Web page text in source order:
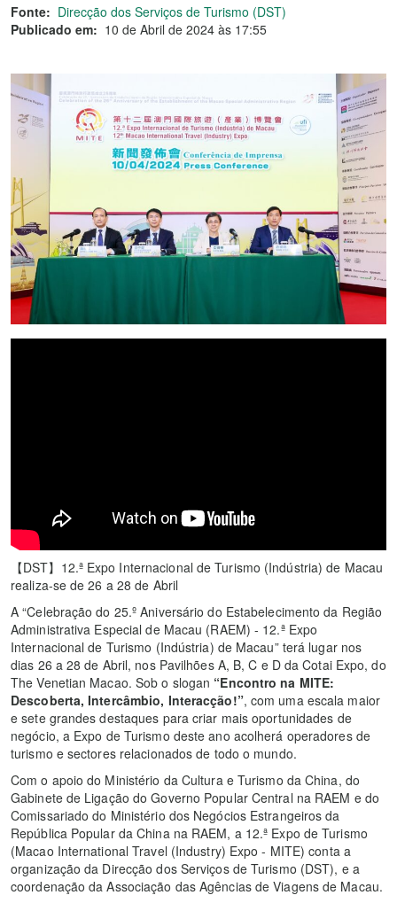
Fonte: Direcção dos Serviços de Turismo (DST)
Publicado em: 10 de Abril de 2024 às 17:55
【DST】12.ª Expo Internacional de Turismo (Indústria) de Macau
realiza-se de 26 a 28 de Abril
A “Celebração do 25.º Aniversário do Estabelecimento da Região
Administrativa Especial de Macau (RAEM) - 12.ª Expo
Internacional de Turismo (Indústria) de Macau” terá lugar nos
dias 26 a 28 de Abril, nos Pavilhões A, B, C e D da Cotai Expo, do
The Venetian Macao. Sob o slogan “Encontro na MITE:
Descoberta, Intercâmbio, Interacção!”, com uma escala maior
e sete grandes destaques para criar mais oportunidades de
negócio, a Expo de Turismo deste ano acolherá operadores de
turismo e sectores relacionados de todo o mundo.
Com o apoio do Ministério da Cultura e Turismo da China, do
Gabinete de Ligação do Governo Popular Central na RAEM e do
Comissariado do Ministério dos Negócios Estrangeiros da
República Popular da China na RAEM, a 12.ª Expo de Turismo
(Macao International Travel (Industry) Expo - MITE) conta a
organização da Direcção dos Serviços de Turismo (DST), e a
coordenação da Associação das Agências de Viagens de Macau.